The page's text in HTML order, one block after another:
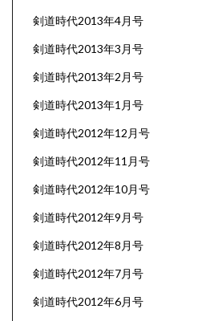
剣道時代2013年4月号
剣道時代2013年3月号
剣道時代2013年2月号
剣道時代2013年1月号
剣道時代2012年12月号
剣道時代2012年11月号
剣道時代2012年10月号
剣道時代2012年9月号
剣道時代2012年8月号
剣道時代2012年7月号
剣道時代2012年6月号